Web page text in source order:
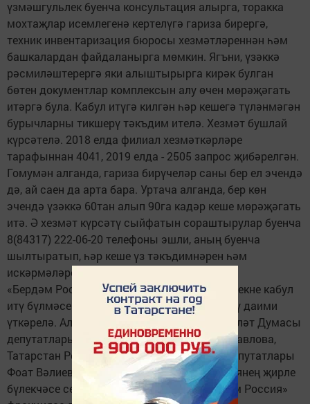
үзмәшгульлек буенча консультация алырга, торакка
мохтаҗлар исемлегенә кертелүгә гариза бирергә,
техник инвентаризация бюросы хезмәтләреннән һәм
башкалардан файдаланырга мөмкин. Ягъни, үзәккә
рәсмиләштерергә яки алыштырырга кирәк булган
бөтен документлар комплексын алу өчен мөрәҗәгать
итәргә була. Кабул итүгә килгән һәр кешегә түләнмәгән
бурычларны тикшерү тәкъдим ителә. Хезмәт бушлай
күрсәтелә. 2018 елда филиал хезмәткәрләре
тарафыннан 4041, 2019 елда - 2505 запрос җибәрелгән.
Гомумән алганда, гариза бирүчеләр саны бер ел эчендә
дә, ай саен да арта бара. Уртача алганда, бер көн
эчендә үзәккә 60тан алып 90га кадәр кеше мөрәҗәгать
итә. Ә хезмәт күрсәтү сыйфатын сораштырулар буенча
8(84317) 222-06-20 телефоны эшли, аның буенча
шылтыратып, һәр кеше үз тәкъдимнәрен һәм
искәрмәләрен калдыра ала.
«Бердәм Россия»партиясенең җәмәгатьчелекне кабул
итү бүлмәсендә дә гражданнарны кабул итү даими
үткәрелә. Аларны Россия Федерациясе Дәүләт Думасы
депутатлары Айрат Хәйруллин һәм Ольга Павлова,
Татарстан Республикасы Дәүләт Советы депутатлары
Фоат Вәлиев һәм Татьяна Воропаева, партиянең җирле
бүлекчәсе секретаре Камил Нугаев, «Бердәм Россия»